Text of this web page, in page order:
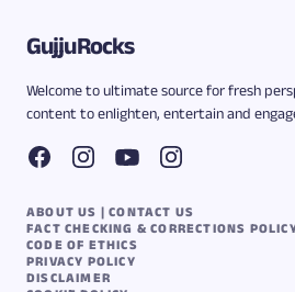
GujjuRocks
Welcome to ultimate source for fresh
content to enlighten, entertain and
ABOUT US | CONTACT US
FACT CHECKING & CORRECTIONS
CODE OF ETHICS
PRIVACY POLICY
DISCLAIMER